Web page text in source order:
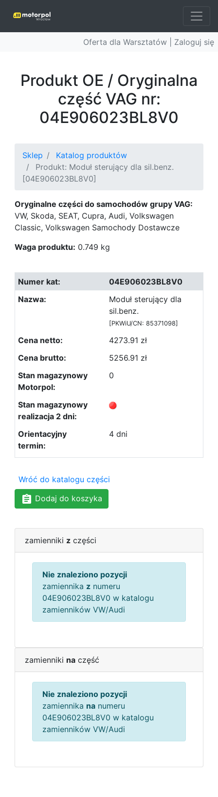
Oferta dla Warsztatów | Zaloguj się
Produkt OE / Oryginalna
część VAG nr:
04E906023BL8V0
Sklep
Katalog produktów
Produkt: Moduł sterujący dla sil.benz.
[04E906023BL8V0]
Oryginalne części do samochodów grupy VAG:
VW, Skoda, SEAT, Cupra, Audi, Volkswagen
Classic, Volkswagen Samochody Dostawcze
Waga produktu: 0.749 kg
04E906023BL8V0
Moduł sterujący dla
sil.benz.
[PKWiU/CN: 85371098]
4273.91 zł
5256.91 zł
0
4 dni
Wróć do katalogu części
Dodaj do koszyka
zamienniki z części
Nie znaleziono pozycji
zamiennika z numeru
04E906023BL8V0 w katalogu
zamienników VW/Audi
zamienniki na część
Nie znaleziono pozycji
zamiennika na numeru
04E906023BL8V0 w katalogu
zamienników VW/Audi